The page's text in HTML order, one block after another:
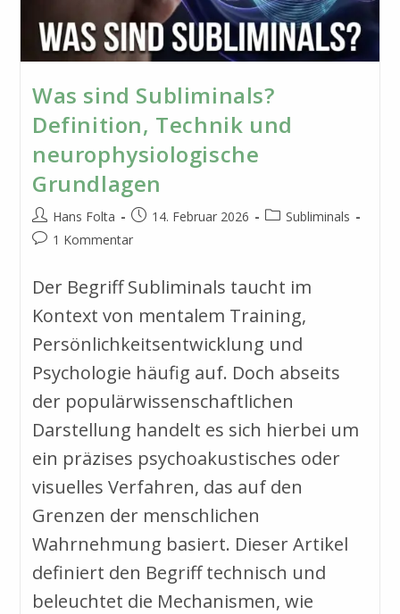
Was sind Subliminals?
Definition, Technik und
neurophysiologische
Grundlagen
Beitrags-
Autor:
Hans Folta
Beitrag
veröffentlicht:
14. Februar 2026
Beitrags-
Subliminals
Beitrags-
1 Kommentar
Der Begriff Subliminals taucht im
Kontext von mentalem Training,
Persönlichkeitsentwicklung und
Psychologie häufig auf. Doch abseits
der populärwissenschaftlichen
Darstellung handelt es sich hierbei um
ein präzises psychoakustisches oder
visuelles Verfahren, das auf den
Grenzen der menschlichen
Wahrnehmung basiert. Dieser Artikel
definiert den Begriff technisch und
beleuchtet die Mechanismen, wie